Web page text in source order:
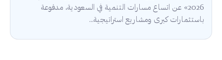
2026» عن اتساع مسارات التنمية في السعودية، مدفوعة
باستثمارات كبرى ومشاريع استراتيجية...